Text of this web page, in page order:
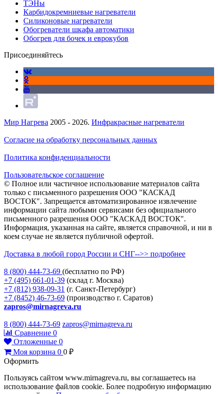
ТЭНы
Карбидокремниевые нагреватели
Силиконовые нагреватели
Обогреватели шкафа автоматики
Обогрев для бочек и еврокубов
Присоединяйтесь
Мир Нагрева 2005 - 2026. Инфракрасные нагреватели
Согласие на обработку персональных данных
Политика конфиденциальности
Пользовательское соглашение
© Полное или частичное использование материалов сайта
только с письменного разрешения ООО "КАСКАД
ВОСТОК". Запрещается автоматизированное извлечение
информации сайта любыми сервисами без официального
письменного разрешения ООО "КАСКАД ВОСТОК".
Информация, указанная на сайте, является справочной, и ни в
коем случае не является публичной офертой.
Доставка в любой город России и СНГ-->> подробнее
8 (800) 444-73-69 (бесплатно по РФ)
+7 (495) 661-01-39 (склад г. Москва)
+7 (812) 938-09-31 (г. Санкт-Петербург)
+7 (8452) 46-73-69 (производство г. Саратов)
zapros@mirnagreva.ru
8 (800) 444-73-69 zapros@mirnagreva.ru
Сравнение 0
Отложенные 0
Моя корзина 0 0 ₽
Оформить
Пользуясь сайтом www.mirnagreva.ru, вы соглашаетесь на
использование файлов cookie. Более подробную информацию